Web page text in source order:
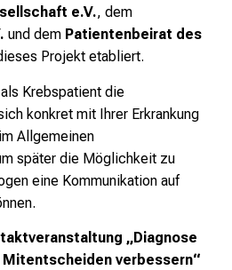
e.V., dem
und dem Patientenbeirat des
Projekt etabliert.
Krebspatient die
konkret mit Ihrer Erkrankung
Allgemeinen
später die Möglichkeit zu
eine Kommunikation auf
„Diagnose
verbessern“